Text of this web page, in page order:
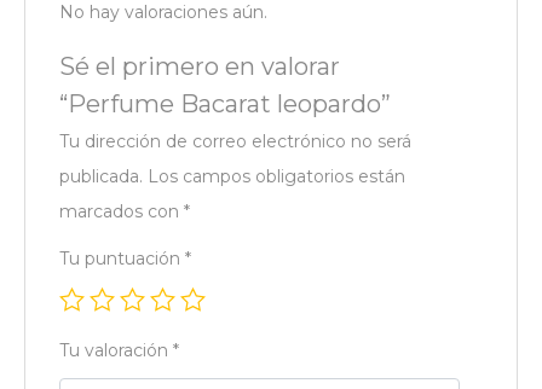
No hay valoraciones aún.
Sé el primero en valorar
“Perfume Bacarat leopardo”
Tu dirección de correo electrónico no será
publicada. Los campos obligatorios están
marcados con *
Tu puntuación *
Tu valoración *